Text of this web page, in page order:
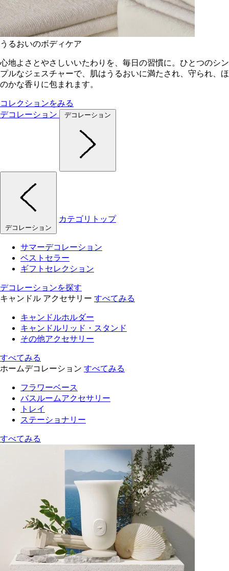
うるおいのボディケア
心地よさとやさしいいたわりを、毎日の習慣に。ひとつのシン
プルなジェスチャーで、肌はうるおいに満たされ、守られ、ほ
のかな香りに包まれます。
コレクションをみる
デコレーション
デコレーション
デコレーション
カテゴリトップ
サマーデコレーション
ベストセラー
ギフトセレクション
デコレーションを探す
キャンドル アクセサリー すべてみる
キャンドルホルダー
キャンドルリッド・スタンド
その他アクセサリー
すべてみる
ホームデコレーション すべてみる
フラワーベース
バスルームアクセサリー
トレイ
ステーショナリー
すべてみる